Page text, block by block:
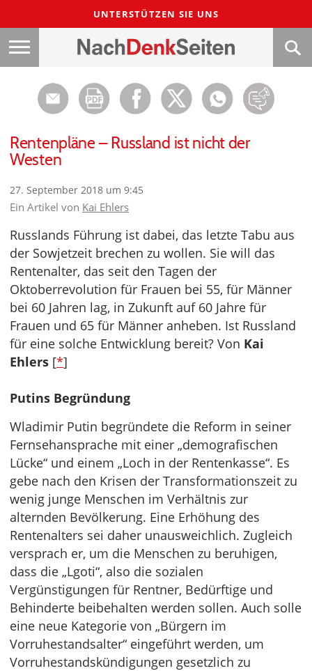
UNTERSTÜTZEN SIE UNS
Rentenpläne – Russland ist nicht der
Westen
27. September 2018 um 9:45
Ein Artikel von Kai Ehlers
Russlands Führung ist dabei, das letzte Tabu aus
der Sowjetzeit brechen zu wollen. Sie will das
Rentenalter, das seit den Tagen der
Oktoberrevolution für Frauen bei 55, für Männer
bei 60 Jahren lag, in Zukunft auf 60 Jahre für
Frauen und 65 für Männer anheben. Ist Russland
für eine solche Entwicklung bereit? Von Kai
Ehlers [*]
Putins Begründung
Wladimir Putin begründete die Reform in seiner
Fernsehansprache mit einer „demografischen
Lücke“ und einem „Loch in der Rentenkasse“. Es
gebe nach den Krisen der Transformationszeit zu
wenig junge Menschen im Verhältnis zur
alternden Bevölkerung. Eine Erhöhung des
Rentenalters sei daher unausweichlich. Zugleich
versprach er, um die Menschen zu beruhigen,
dass die „Lgoti“, also die sozialen
Vergünstigungen für Rentner, Bedürftige und
Behinderte beibehalten werden sollen. Auch solle
eine neue Kategorie von „Bürgern im
Vorruhestandsalter“ eingeführt werden, um
Vorruhestandskündigungen gesetzlich zu